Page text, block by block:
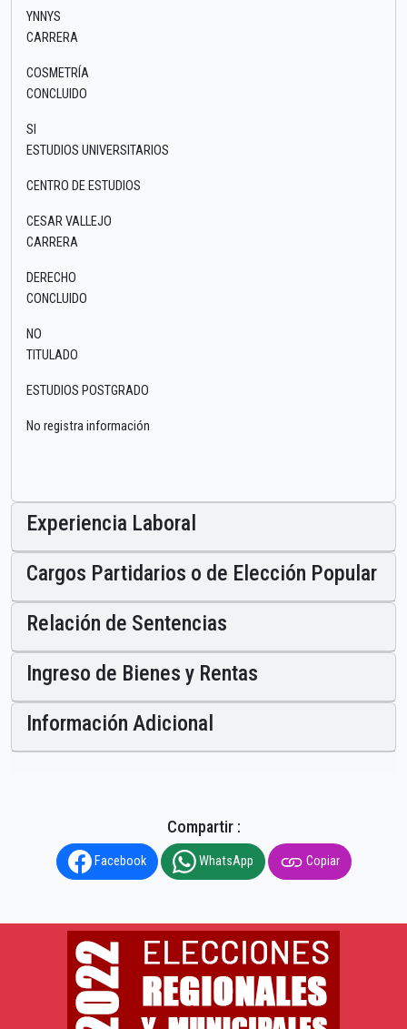
YNNYS
CARRERA
COSMETRÍA
CONCLUIDO
SI
ESTUDIOS UNIVERSITARIOS
CENTRO DE ESTUDIOS
CESAR VALLEJO
CARRERA
DERECHO
CONCLUIDO
NO
TITULADO
ESTUDIOS POSTGRADO
No registra información
Experiencia Laboral
Cargos Partidarios o de Elección Popular
Relación de Sentencias
Ingreso de Bienes y Rentas
Información Adicional
Compartir :
Facebook WhatsApp Copiar